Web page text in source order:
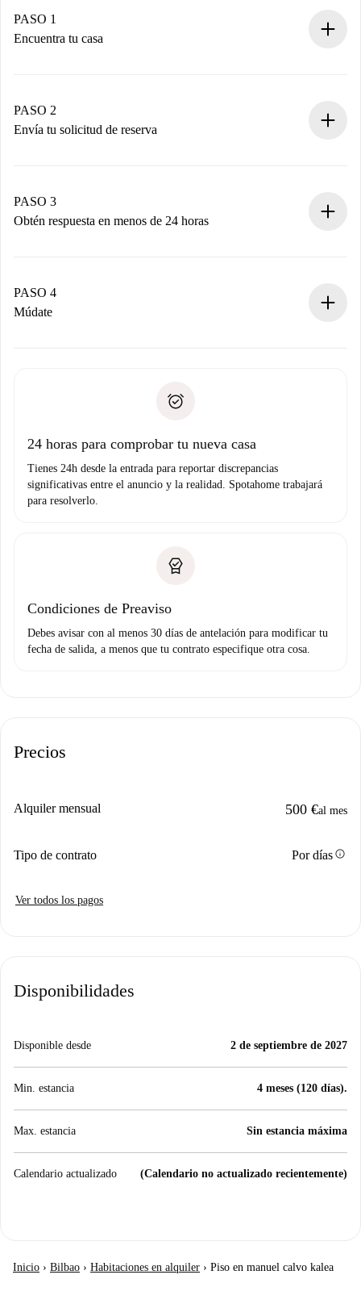
PASO 1
Encuentra tu casa
Tienes toda la información necesaria por adelantado.
PASO 2
Envía tu solicitud de reserva
propietario acepte.
PASO 3
Obtén respuesta en menos de 24 horas
contacto con el propietario.
Si es rechazada: No te haremos ningún cargo y te
Prueba de solvencia
PASO 4
Múdate
no nos comunicas ningún problema.
24 horas para comprobar tu nueva casa
Tienes 24h desde la entrada para reportar discrepancias
significativas entre el anuncio y la realidad. Spotahome trabajará
para resolverlo.
Condiciones de Preaviso
Debes avisar con al menos 30 días de antelación para modificar tu
fecha de salida, a menos que tu contrato especifique otra cosa.
Precios
Alquiler mensual 500 €al mes
Tipo de contrato Por díasinfo
Ver todos los pagos
Disponibilidades
Disponible desde 2 de septiembre de 2027
Min. estancia 4 meses (120 días).
Max. estancia Sin estancia máxima
Calendario actualizado (Calendario no actualizado recientemente)
Inicio › Bilbao › Habitaciones en alquiler › Piso en manuel calvo kalea